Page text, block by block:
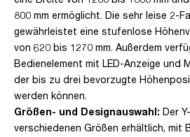
800 mm ermöglicht. Die sehr leise 2-
gewährleistet eine stufenlose
von 620 bis 1270 mm. Außerdem
Bedienelement mit LED-Anzeige und
der bis zu drei bevorzugte
werden können.
Größen- und Designauswahl: Der
verschiedenen Größen erhältlich, mit